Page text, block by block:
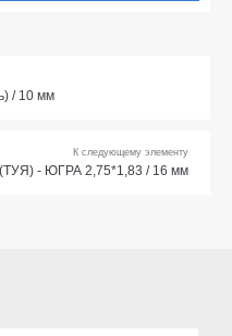
/ 10 мм
К следующему элементу
- ЮГРА 2,75*1,83 / 16 мм